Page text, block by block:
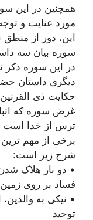
همچنین در این
مورد عنايت و
این، دور از
سوره بيان سه
در اين سوره
ديگرى داستان
حكايت ذى
غرض سوره كه
ترس از خدا است
برخی از مهم
شرح زیر است:
• دو بار هلاک
فساد بر روی زمین
• نیکی به
توحید